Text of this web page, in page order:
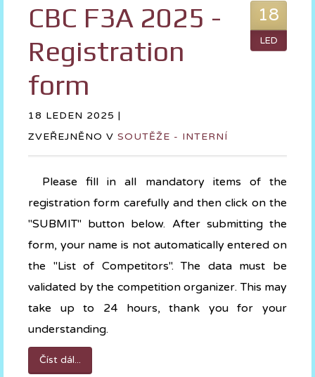
18
LED
CBC F3A 2025 -
Registration
form
18 LEDEN 2025 |
ZVEŘEJNĚNO V SOUTĚŽE - INTERNÍ
Please fill in all mandatory items of the
registration form carefully and then click on the
"SUBMIT" button below. After submitting the
form, your name is not automatically entered on
the "List of Competitors". The data must be
validated by the competition organizer. This may
take up to 24 hours, thank you for your
understanding.
Číst dál...